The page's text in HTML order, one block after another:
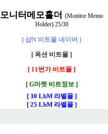
모니터메모홀더
(Monitor Memo
Holder) 25/30
[ 샵N 비트몰 네이버 ]
[ 옥션 비트몰 ]
[ 11번가 비트몰 ]
[ G마켓 비트정보 ]
[ 30 LbM 라벨몰 ]
[ 25 LbM 라벨몰 ]